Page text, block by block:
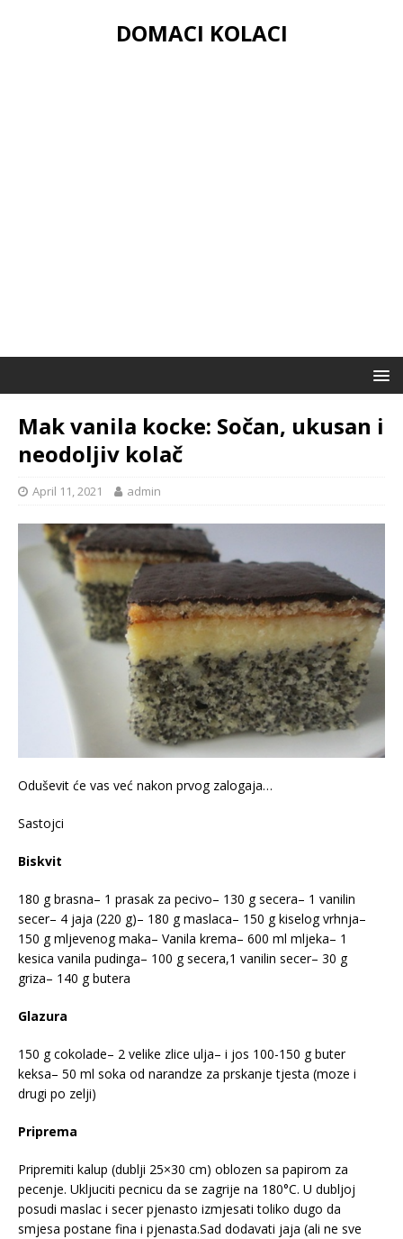
DOMACI KOLACI
Mak vanila kocke: Sočan, ukusan i
neodoljiv kolač
April 11, 2021 admin
Oduševit će vas već nakon prvog zalogaja…
Sastojci
Biskvit
180 g brasna– 1 prasak za pecivo– 130 g secera– 1 vanilin
secer– 4 jaja (220 g)– 180 g maslaca– 150 g kiselog vrhnja–
150 g mljevenog maka– Vanila krema– 600 ml mljeka– 1
kesica vanila pudinga– 100 g secera,1 vanilin secer– 30 g
griza– 140 g butera
Glazura
150 g cokolade– 2 velike zlice ulja– i jos 100-150 g buter
keksa– 50 ml soka od narandze za prskanje tjesta (moze i
drugi po zelji)
Priprema
Pripremiti kalup (dublji 25×30 cm) oblozen sa papirom za
pecenje. Ukljuciti pecnicu da se zagrije na 180°C. U dubljoj
posudi maslac i secer pjenasto izmjesati toliko dugo da
smjesa postane fina i pjenasta.Sad dodavati jaja (ali ne sve